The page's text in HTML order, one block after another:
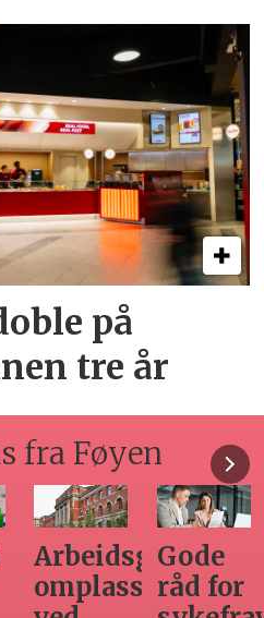
på
tre år
fra Føyen
Seminar
om
Hvilken
adgang